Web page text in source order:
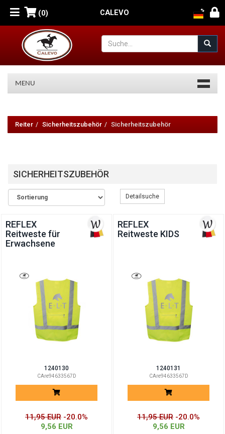
(0) CALEVO
MENU
Sicherheitszubehör
Reiter Sicherheitszubehör Sicherheitszubehör
SICHERHEITSZUBEHÖR
Detailsuche
REFLEX
Reitweste für
Erwachsene
1240130
CAre94633567D
11,95 EUR -20.0%
9,56 EUR
REFLEX
Reitweste KIDS
1240131
CAre94633567D
11,95 EUR -20.0%
9,56 EUR